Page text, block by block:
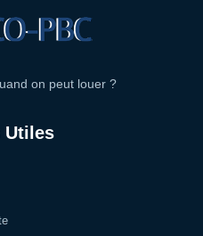
on peut louer ?
Utiles